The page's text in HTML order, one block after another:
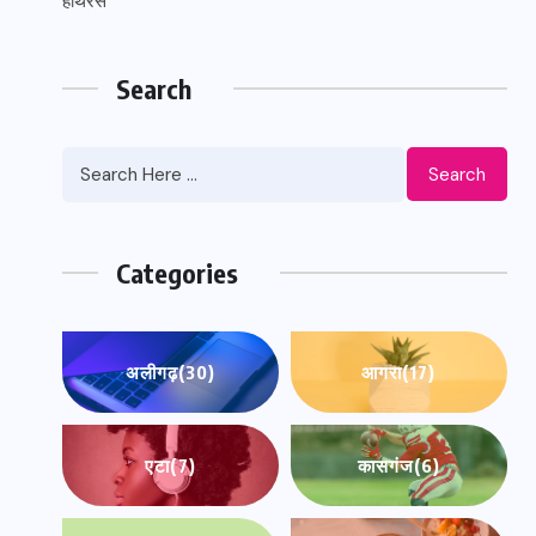
Search
Search
Categories
अलीगढ़(30) आगरा(17)
एटा(7) कासगंज(6)